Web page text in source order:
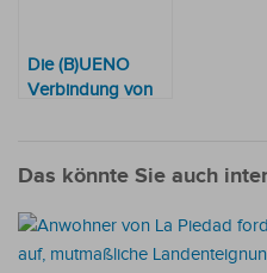
Die (B)UENO
Verbindung von
Das könnte Sie auch